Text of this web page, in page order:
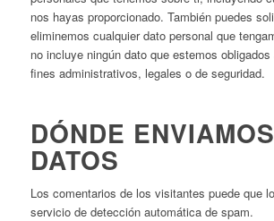
nos hayas proporcionado. También puedes
eliminemos cualquier dato personal que
no incluye ningún dato que estemos
fines administrativos, legales o de seguridad.
DÓNDE
DATOS
Los comentarios de los visitantes puede que
servicio de detección automática de spam.